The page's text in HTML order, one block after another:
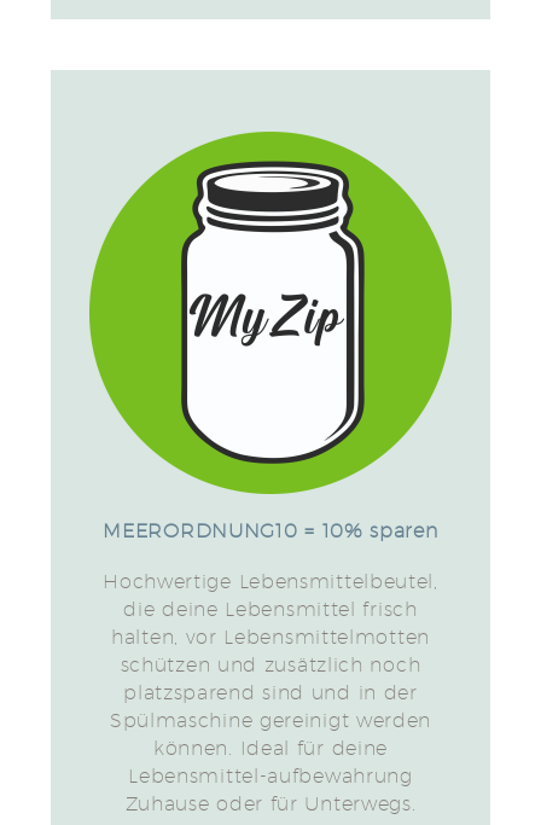
MEERORDNUNG10 = 10% sparen
Hochwertige Lebensmittelbeutel,
die deine Lebensmittel frisch
halten, vor Lebensmittelmotten
schützen und zusätzlich noch
platzsparend sind und in der
Spülmaschine gereinigt werden
können. Ideal für deine
Lebensmittel-aufbewahrung
Zuhause oder für Unterwegs.